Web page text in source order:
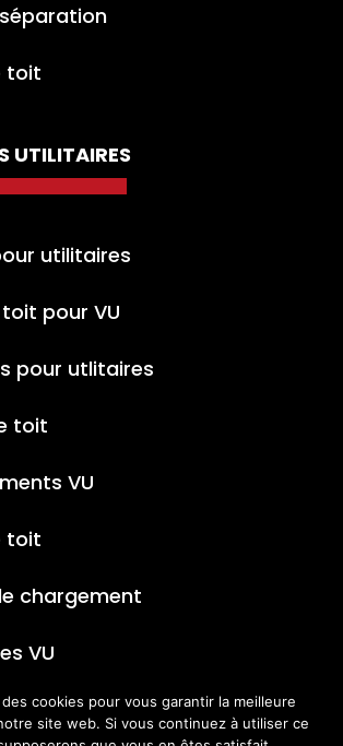
toit
UTILITAIRES
utilitaires
pour VU
pour utlitaires
toit
VU
toit
chargement
VU
cookies pour vous garantir la meilleure
site web. Si vous continuez à utiliser ce